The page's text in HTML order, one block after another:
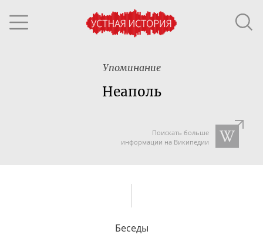
Упоминание
Неаполь
Поискать больше
информации на Википедии
Беседы